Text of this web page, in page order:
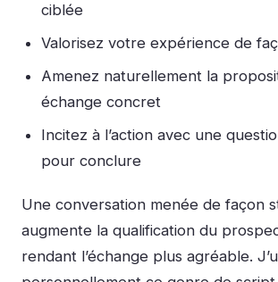
ciblée
Valorisez votre expérience de
Amenez naturellement la
échange concret
Incitez à l’action avec une
pour conclure
Une conversation menée de façon
augmente la qualification du
rendant l’échange plus agréable.